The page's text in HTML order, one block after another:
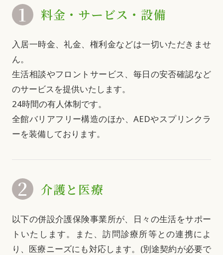
1 料金・サービス・設備
入居一時金、礼金、権利金などは一切いただきませ
ん。
生活相談やフロントサービス、毎日の安否確認など
のサービスを提供いたします。
24時間の有人体制です。
全館バリアフリー構造のほか、AEDやスプリンクラ
ーを装備しております。
2 介護と医療
以下の併設介護保険事業所が、日々の生活をサポー
トいたします。また、訪問診療所等との連携によ
り、医療ニーズにも対応します。(別途契約が必要で